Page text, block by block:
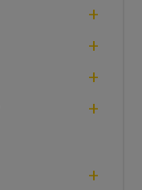
+
+
+
+
+